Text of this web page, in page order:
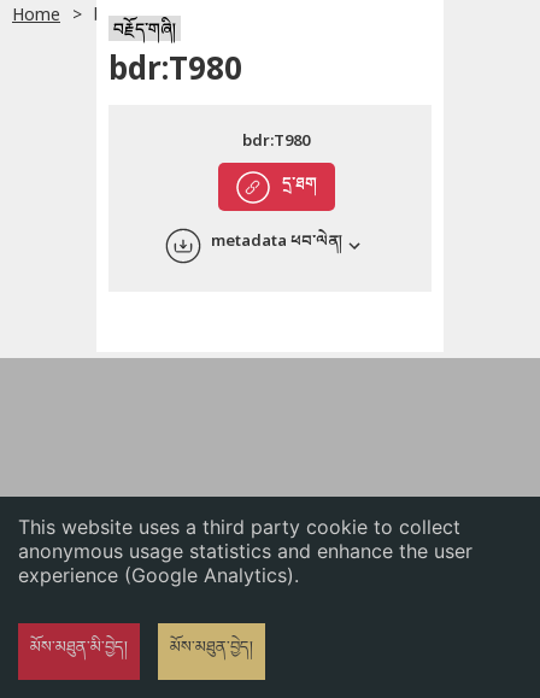
This website uses a third party cookie to collect
anonymous usage statistics and enhance the user
experience (Google Analytics).
མོས་མཐུན་མི་བྱེད། མོས་མཐུན་བྱེད།
English
Home bdr:T980
བརྗོད་གཞི།
bdr:T980
དྲ་ཐག
bdr:T980
metadata ཕབ་ལེན།